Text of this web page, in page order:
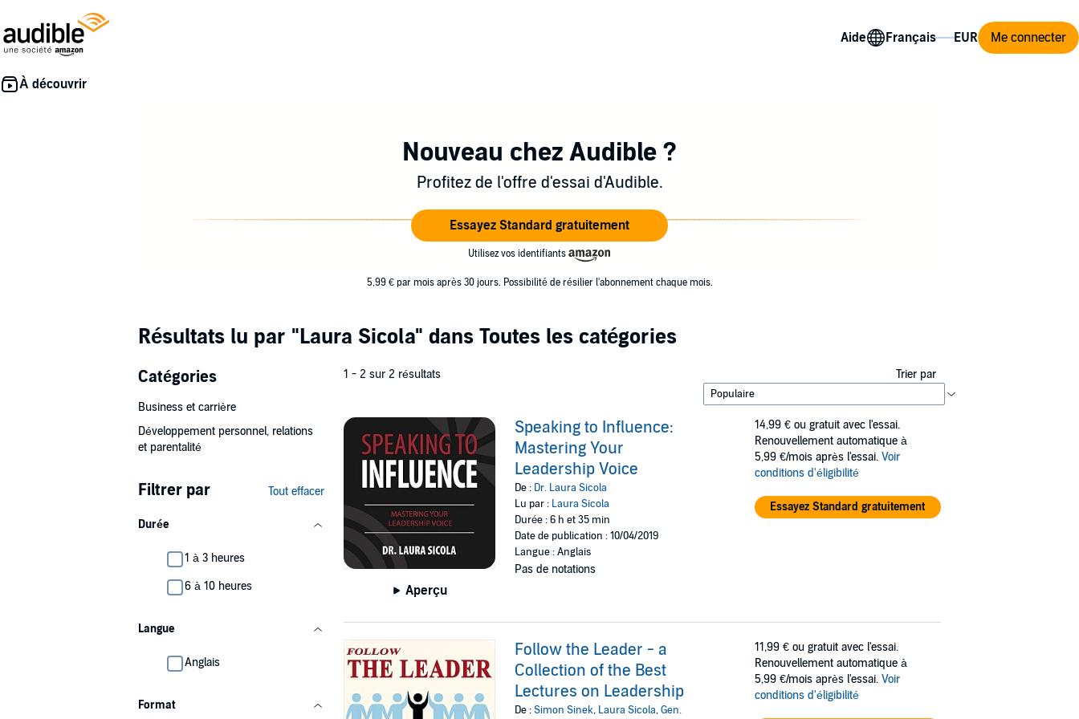
Aide Me connecter
Nouveau chez Audible ?
Profitez de l'offre d'essai d'Audible.
Essayez Standard gratuitement
Utilisez vos identifiants
5,99 € par mois après 30 jours. Possibilité de résilier l'abonnement chaque mois.
Résultats lu par "Laura Sicola" dans Toutes les catégories
Catégories
Business et carrière
Développement personnel, relations
et parentalité
Filtrer par Tout effacer
Durée
1 à 3 heures
6 à 10 heures
Langue
Anglais
Format
1 - 2 sur 2 résultats Trier par
Aperçu
Speaking to Influence:
Mastering Your
Leadership Voice
De : Dr. Laura Sicola
Lu par : Laura Sicola
Durée : 6 h et 35 min
Date de publication : 10/04/2019
Langue : Anglais
Pas de notations
14,99 € ou gratuit avec l'essai.
Renouvellement automatique à
5,99 €/mois après l'essai. Voir
conditions d'éligibilité
Essayez Standard gratuitement
Follow the Leader - a
Collection of the Best
Lectures on Leadership
De :Simon Sinek, Laura Sicola,Gen.
11,99 € ou gratuit avec l'essai.
Renouvellement automatique à
5,99 €/mois après l'essai. Voir
conditions d'éligibilité